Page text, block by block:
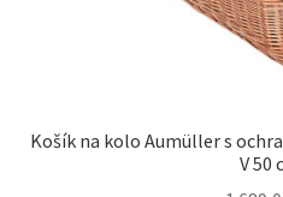
Košík na kolo Aumüller s
V 50